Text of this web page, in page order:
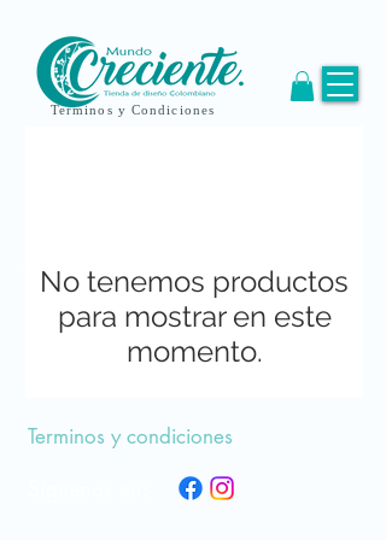
Terminos y Condiciones
No tenemos productos
para mostrar en este
momento.
Terminos y condiciones